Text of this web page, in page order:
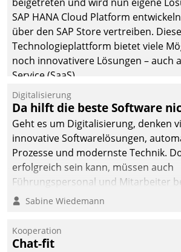
man auf
Cloudtechnologie,
bewährte und Startup-
Partner sowie erstmals
agile Projektmethoden.
SAP HANA Cloud Platform
über den SAP Store vertreiben. Diese
Technologieplattform bietet viele
noch innovativere Lösungen – auch
Service (SaaS).
Digitalisierung
Da hilft die beste Software
Geht es um Digitalisierung, denken
innovative Softwarelösungen,
Prozesse und modernste Technik.
erfolgreich sein kann, müssen auch
Führungspersonal und Mitarbeiter
verändern und anzupassen, sonst
Sabine Wiedemann
Kooperation
Chat-fit